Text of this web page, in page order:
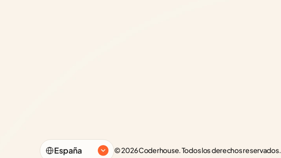
Select Language
España © 2026 Coderhouse. Todos los derechos reservados.